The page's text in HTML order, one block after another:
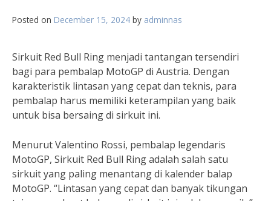
Posted on December 15, 2024 by adminnas
Sirkuit Red Bull Ring menjadi tantangan tersendiri
bagi para pembalap MotoGP di Austria. Dengan
karakteristik lintasan yang cepat dan teknis, para
pembalap harus memiliki keterampilan yang baik
untuk bisa bersaing di sirkuit ini.
Menurut Valentino Rossi, pembalap legendaris
MotoGP, Sirkuit Red Bull Ring adalah salah satu
sirkuit yang paling menantang di kalender balap
MotoGP. “Lintasan yang cepat dan banyak tikungan